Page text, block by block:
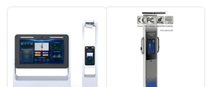
الاصطناعي